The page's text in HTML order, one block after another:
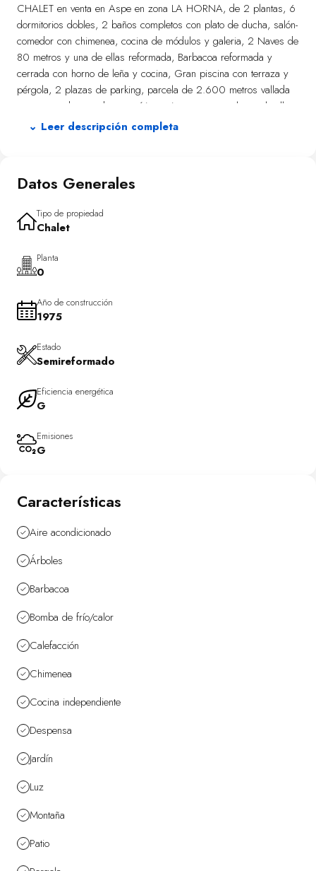
CHALET en venta en Aspe en zona LA HORNA, de 2 plantas, 6
dormitorios dobles, 2 baños completos con plato de ducha, salón-
comedor con chimenea, cocina de módulos y galeria, 2 Naves de
80 metros y una de ellas reformada, Barbacoa reformada y
cerrada con horno de leña y cocina, Gran piscina con terraza y
pérgola, 2 plazas de parking, parcela de 2.600 metros vallada
con puerta de entrada automática , vistas espectaculares al valle
de las uvas.
⌄ Leer descripción completa
Datos Generales
Tipo de propiedad
Chalet
Planta
0
Año de construcción
1975
Estado
Semireformado
Eficiencia energética
G
Emisiones
G
Características
Aire acondicionado
Árboles
Barbacoa
Bomba de frío/calor
Calefacción
Chimenea
Cocina independiente
Despensa
Jardín
Luz
Montaña
Patio